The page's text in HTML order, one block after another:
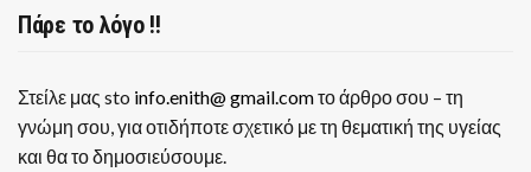
Πάρε το λόγο !!
Στείλε μας sto info.enith@ gmail.comτο άρθρο σου – τη
γνώμη σου, για οτιδήποτε σχετικό με τη θεματική της υγείας
και θα το δημοσιεύσουμε.